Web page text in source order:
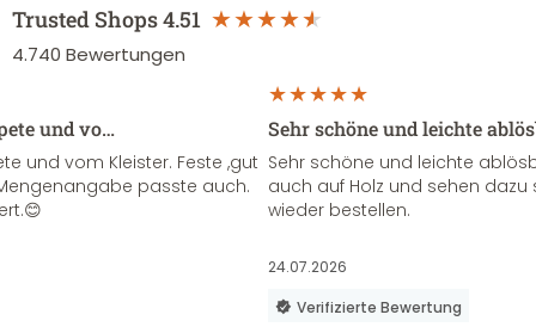
Trusted Shops4.51
4.740 Bewertungen
und vo…
und vom Kleister. Feste ,gut
passte auch.
Sehr schöne und leichte
Sehr schöne und leichte
auch auf Holz und sehen
wieder bestellen.
24.07.2026
Verifizierte Bewertung